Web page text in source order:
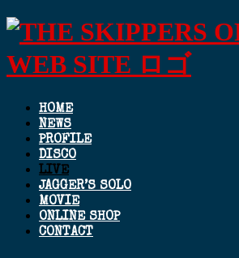
HOME
NEWS
PROFILE
DISCO
LIVE
JAGGER’S SOLO
MOVIE
ONLINE SHOP
CONTACT